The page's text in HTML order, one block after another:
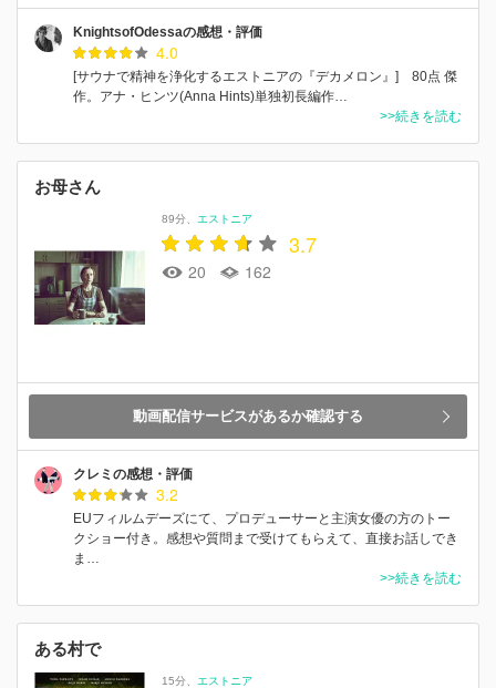
KnightsofOdessaの感想・評価
4.0
[サウナで精神を浄化するエストニアの『デカメロン』] 80点 傑
作。アナ・ヒンツ(Anna Hints)単独初長編作…
>>続きを読む
お母さん
89分 エストニア
3.7
20 162
動画配信サービスがあるか確認する
クレミの感想・評価
3.2
EUフィルムデーズにて、プロデューサーと主演女優の方のトー
クショー付き。感想や質問まで受けてもらえて、直接お話しでき
ま…
>>続きを読む
ある村で
15分
エストニア